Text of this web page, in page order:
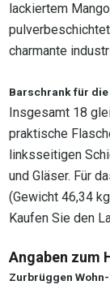
lackiertem
charmante
Barschrank für
Insgesamt 18
praktische
linksseitigen
und Gläser. Für
(Gewicht 46,34
Kaufen Sie den
Angaben zum
Zurbrüggen